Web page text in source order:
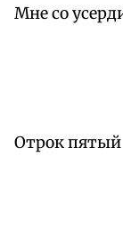
Мне со
Отрок пятый